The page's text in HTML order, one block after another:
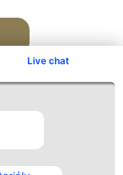
Live chat
Kontakt